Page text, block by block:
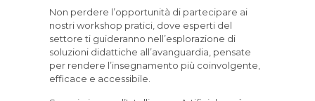
Non perdere l’opportunità di partecipare ai
nostri workshop pratici, dove esperti del
settore ti guideranno nell’esplorazione di
soluzioni didattiche all’avanguardia, pensate
per rendere l’insegnamento più coinvolgente,
efficace e accessibile.